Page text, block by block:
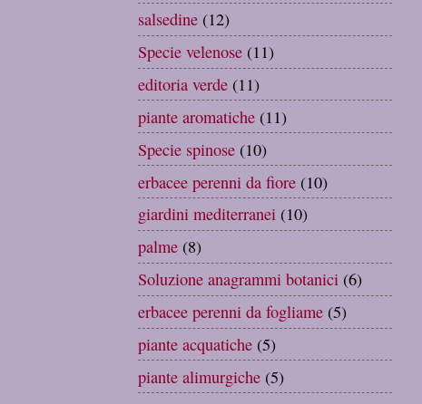
salsedine (12)
Specie velenose (11)
editoria verde (11)
piante aromatiche (11)
Specie spinose (10)
erbacee perenni da fiore (10)
giardini mediterranei (10)
palme (8)
Soluzione anagrammi botanici (6)
erbacee perenni da fogliame (5)
piante acquatiche (5)
piante alimurgiche (5)